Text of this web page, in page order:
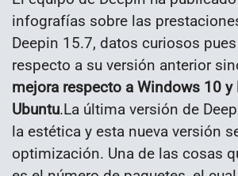
infografías sobre las
Deepin 15.7, datos curiosos
respecto a su versión anterior
mejora respecto a Windows 10 y
Ubuntu.La última versión de
la estética y esta nueva versión
optimización. Una de las cosas